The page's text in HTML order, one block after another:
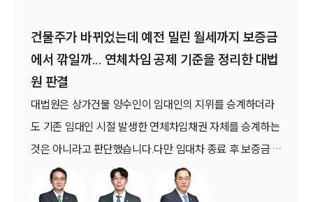
건물주가 바뀌었는데 예전 밀린 월세까지 보증금
에서 깎일까... 연체차임 공제 기준을 정리한 대법
원 판결
대법원은 상가건물 양수인이 임대인의 지위를 승계하더라
도 기존 임대인 시절 발생한 연체차임채권 자체를 승계하는
것은 아니라고 판단했습니다.다만 임대차 종료 후 보증금 반
환 단계에서는 임대인 지위 승계 전 발생한 연체차임과 관리
비도 특별한 사정이 없는 한 보증금에서 공제할 수 있다고